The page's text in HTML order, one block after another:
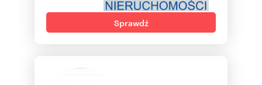
Sprawdź